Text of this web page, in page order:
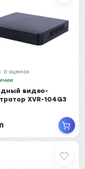
0 оценок
видео-
XVR-104G3